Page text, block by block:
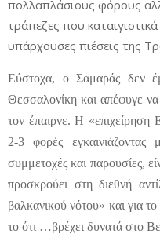
πολλαπλάσιους φόρους
τράπεζες που
υπάρχουσες πιέσεις της
Εύστοχα, ο Σαμαράς δεν
Θεσσαλονίκη και απέφυγε να
τον έπαιρνε. Η
2-3 φορές
συμμετοχές και παρουσίες,
προσκρούει στη διεθνή
βαλκανικού νότου» και για
το ότι …βρέχει δυνατά στο